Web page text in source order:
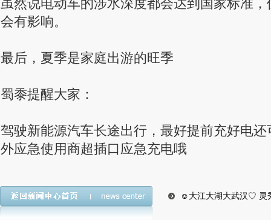
虽然说电动车的涉水深度都会达到国家标准
会有影响。
最后，夏季是家庭出游的旺季
蜀黍提醒大家：
驾驶新能源汽车长途出行，最好提前充好电
外应急使用商超插口应急充电哦
☺大江大湖大武汉♡ 灵